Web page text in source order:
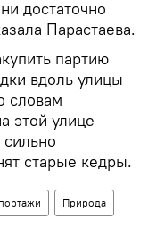
достаточно
Парастаева.
партию
вдоль улицы
словам
этой улице
старые кедры.
Природа